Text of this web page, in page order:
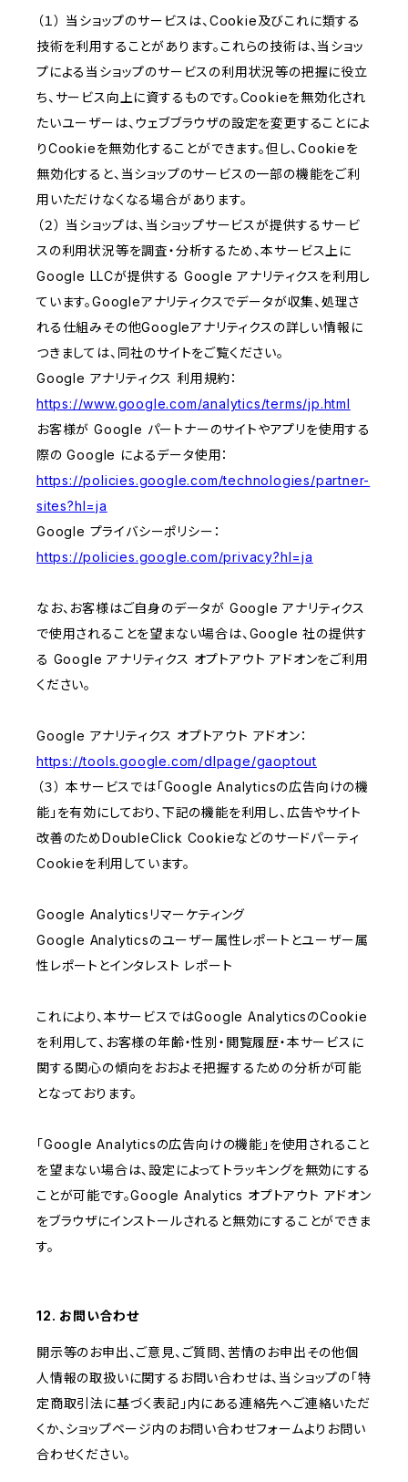
（１） 当ショップのサービスは、Cookie及びこれに類する
技術を利用することがあります。これらの技術は、当ショッ
プによる当ショップのサービスの利用状況等の把握に役立
ち、サービス向上に資するものです。Cookieを無効化され
たいユーザーは、ウェブブラウザの設定を変更することによ
りCookieを無効化することができます。但し、Cookieを
無効化すると、当ショップのサービスの一部の機能をご利
用いただけなくなる場合があります。
（２） 当ショップは、当ショップサービスが提供するサービ
スの利用状況等を調査・分析するため、本サービス上に
Google LLCが提供する Google アナリティクスを利用し
ています。Googleアナリティクスでデータが収集、処理さ
れる仕組みその他Googleアナリティクスの詳しい情報に
つきましては、同社のサイトをご覧ください。
Google アナリティクス 利用規約：
https://www.google.com/analytics/terms/jp.html
お客様が Google パートナーのサイトやアプリを使用する
際の Google によるデータ使用：
https://policies.google.com/technologies/partner-
sites?hl=ja
Google プライバシーポリシー：
https://policies.google.com/privacy?hl=ja
なお、お客様はご自身のデータが Google アナリティクス
で使用されることを望まない場合は、Google 社の提供す
る Google アナリティクス オプトアウト アドオンをご利用
ください。
Google アナリティクス オプトアウト アドオン：
https://tools.google.com/dlpage/gaoptout
（３） 本サービスでは「Google Analyticsの広告向けの機
能」を有効にしており、下記の機能を利用し、広告やサイト
改善のためDoubleClick Cookieなどのサードパーティ
Cookieを利用しています。
Google Analyticsリマーケティング
Google Analyticsのユーザー属性レポートとユーザー属
性レポートとインタレスト レポート
これにより、本サービスではGoogle AnalyticsのCookie
を利用して、お客様の年齢・性別・閲覧履歴・本サービスに
関する関心の傾向をおおよそ把握するための分析が可能
となっております。
「Google Analyticsの広告向けの機能」を使用されること
を望まない場合は、設定によってトラッキングを無効にする
ことが可能です。Google Analytics オプトアウト アドオン
をブラウザにインストールされると無効にすることができま
す。
12. お問い合わせ
開示等のお申出、ご意見、ご質問、苦情のお申出その他個
人情報の取扱いに関するお問い合わせは、当ショップの「特
定商取引法に基づく表記」内にある連絡先へご連絡いただ
くか、ショップページ内のお問い合わせフォームよりお問い
合わせください。